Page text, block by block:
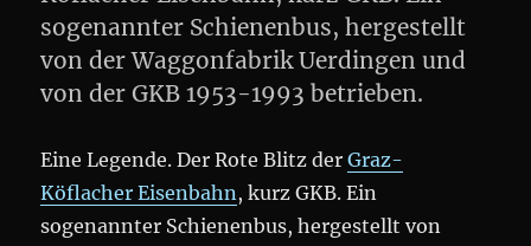
sogenannter Schienenbus, hergestellt
von der Waggonfabrik Uerdingen und
von der GKB 1953-1993 betrieben.
Eine Legende. Der Rote Blitz derGraz-
Köflacher Eisenbahn, kurz GKB. Ein
sogenannter Schienenbus, hergestellt von